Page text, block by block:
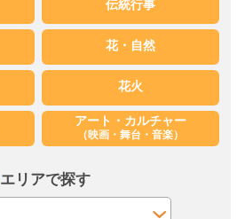
伝統行事
花・自然
花火
アート・カルチャー
（映画・舞台・音楽）
エリアで探す